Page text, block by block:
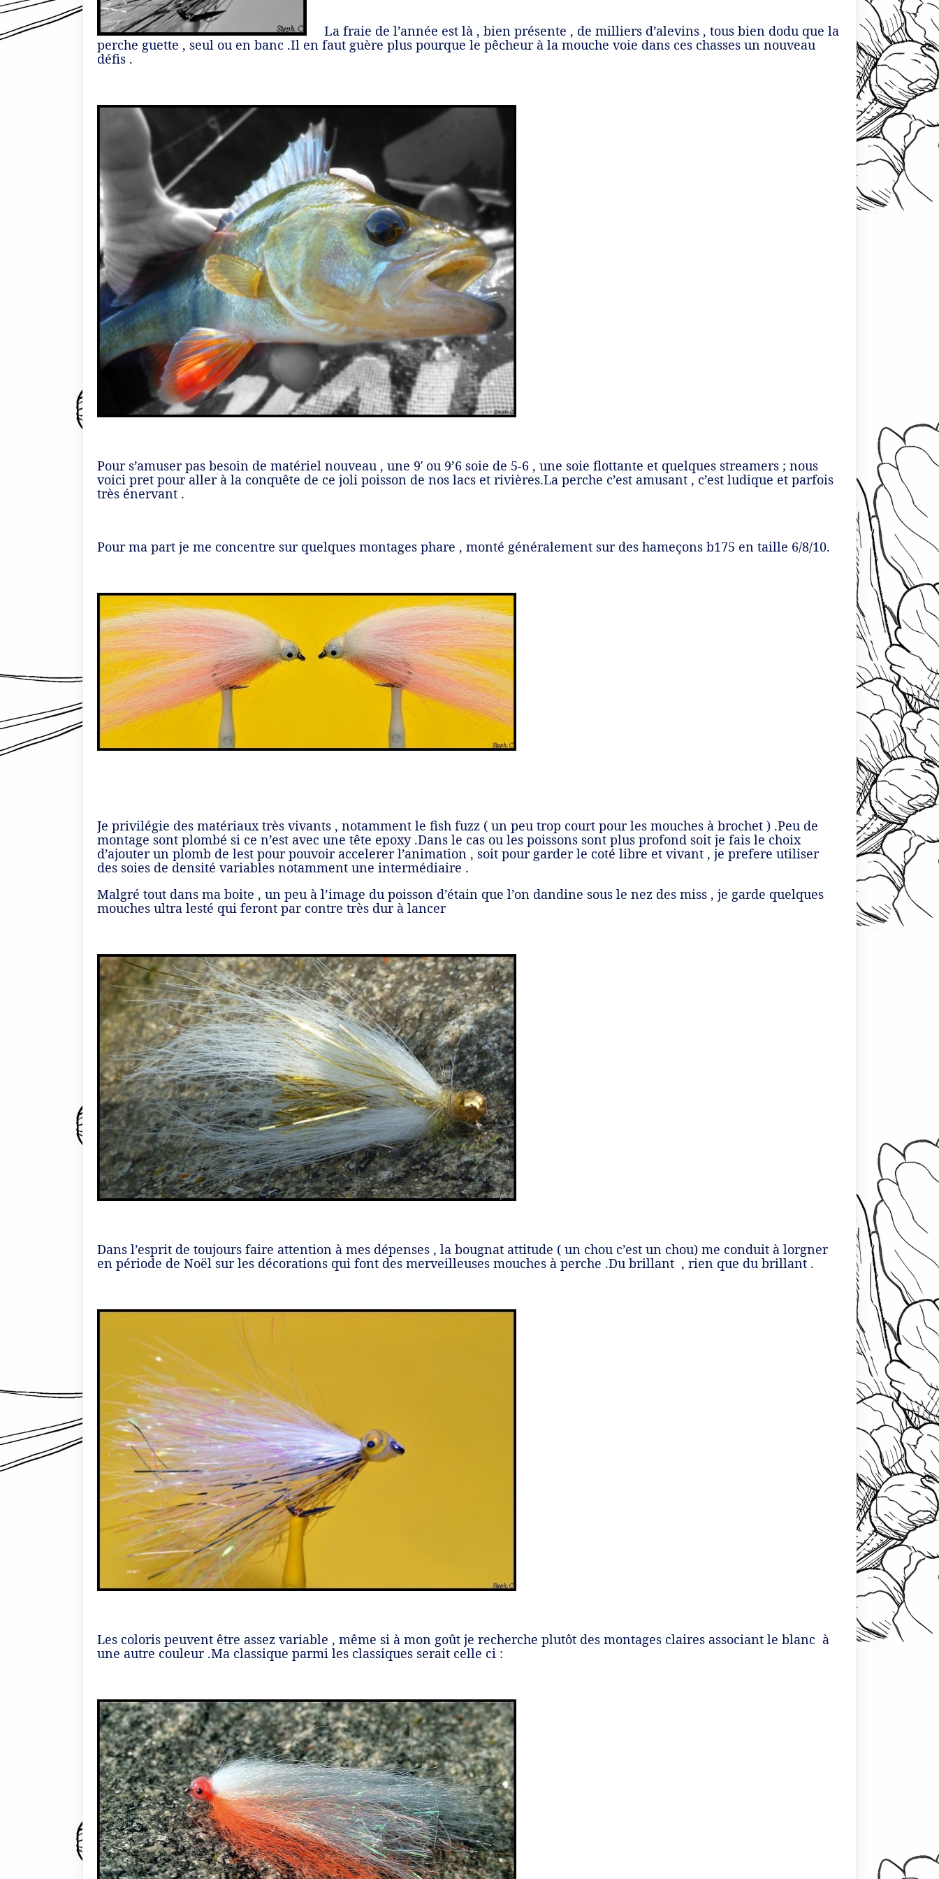
La fraie de l’année est là , bien présente , de milliers d’alevins , tous bien dodu que la
perche guette , seul ou en banc .Il en faut guère plus pourque le pêcheur à la mouche voie dans ces chasses un nouveau
défis .
Pour s’amuser pas besoin de matériel nouveau , une 9′ ou 9’6 soie de 5-6 , une soie flottante et quelques streamers ; nous
voici pret pour aller à la conquête de ce joli poisson de nos lacs et rivières.La perche c’est amusant , c’est ludique et parfois
très énervant .
Pour ma part je me concentre sur quelques montages phare , monté généralement sur des hameçons b175 en taille 6/8/10.
Je privilégie des matériaux très vivants , notamment le fish fuzz ( un peu trop court pour les mouches à brochet ) .Peu de
montage sont plombé si ce n’est avec une tête epoxy .Dans le cas ou les poissons sont plus profond soit je fais le choix
d’ajouter un plomb de lest pour pouvoir accelerer l’animation , soit pour garder le coté libre et vivant , je prefere utiliser
des soies de densité variables notamment une intermédiaire .
Malgré tout dans ma boite , un peu à l’image du poisson d’étain que l’on dandine sous le nez des miss , je garde quelques
mouches ultra lesté qui feront par contre très dur à lancer
Dans l’esprit de toujours faire attention à mes dépenses , la bougnat attitude ( un chou c’est un chou) me conduit à lorgner
en période de Noël sur les décorations qui font des merveilleuses mouches à perche .Du brillant , rien que du brillant .
Les coloris peuvent être assez variable , même si à mon goût je recherche plutôt des montages claires associant le blanc à
une autre couleur .Ma classique parmi les classiques serait celle ci :